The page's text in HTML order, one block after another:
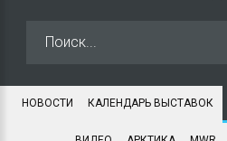
НОВОСТИ КАЛЕНДАРЬ ВЫСТАВОК